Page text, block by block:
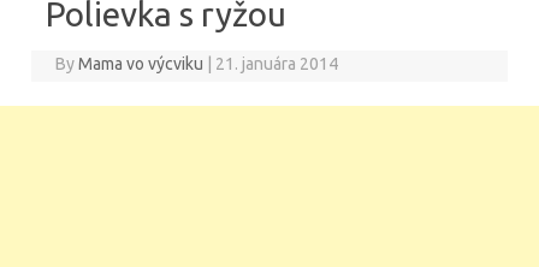
Polievka s ryžou
ByMama vo výcviku 21. januára 2014